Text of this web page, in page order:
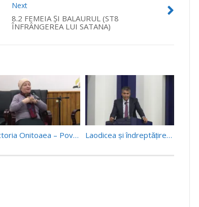
Next
8.2 FEMEIA ŞI BALAURUL (ST8
ÎNFRÂNGEREA LUI SATANA)
Victoria Onitoaea – Povestiri la gura sobei – prima parte Laodicea și îndreptățirea prin credință – Dr. Emanoil Geaboc (06/04/19)